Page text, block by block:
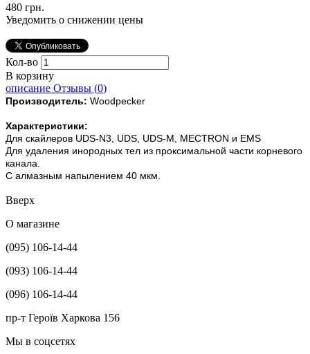
480 грн.
Уведомить о снижении цены
Кол-во
В корзину
описание Отзывы (0)
Производитель: Woodpecker
Характеристики:
Для скайлеров UDS-N3, UDS, UDS-M, MECTRON и EMS
Для удаления инородных тел из проксимальной части корневого
канала.
С алмазным напылением 40 мкм.
Вверх
О магазине
(095) 106-14-44
(093) 106-14-44
(096) 106-14-44
пр-т Героїв Харкова 156
Мы в соцсетях